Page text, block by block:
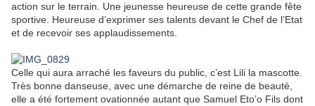
action sur le terrain. Une jeunesse heureuse de cette grande fête
sportive. Heureuse d’exprimer ses talents devant le Chef de l’Etat
et de recevoir ses applaudissements.
Celle qui aura arraché les faveurs du public, c’est Lili la mascotte.
Très bonne danseuse, avec une démarche de reine de beauté,
elle a été fortement ovationnée autant que Samuel Eto’o Fils dont